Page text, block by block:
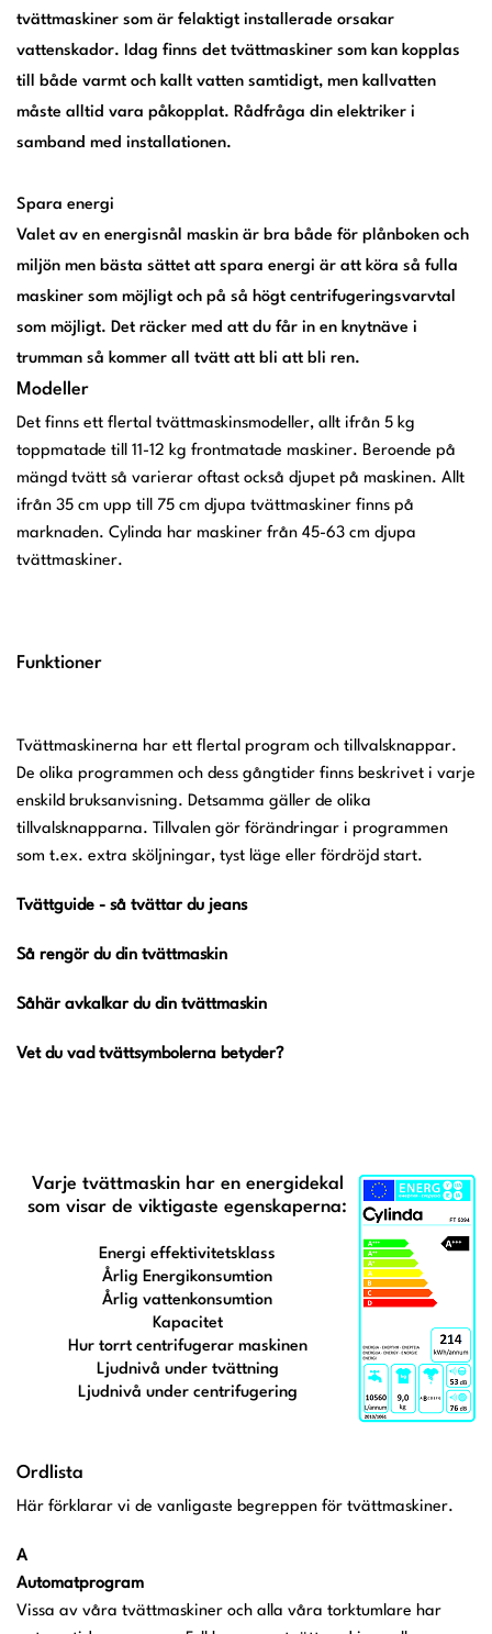
tvättmaskiner som är felaktigt installerade orsakar
vattenskador. Idag finns det tvättmaskiner som kan kopplas
till både varmt och kallt vatten samtidigt, men kallvatten
måste alltid vara påkopplat. Rådfråga din elektriker i
samband med installationen.
Spara energi
Valet av en energisnål maskin är bra både för plånboken och
miljön men bästa sättet att spara energi är att köra så fulla
maskiner som möjligt och på så högt centrifugeringsvarvtal
som möjligt. Det räcker med att du får in en knytnäve i
trumman så kommer all tvätt att bli att bli ren.
Modeller
Det finns ett flertal tvättmaskinsmodeller, allt ifrån 5 kg
toppmatade till 11-12 kg frontmatade maskiner. Beroende på
mängd tvätt så varierar oftast också djupet på maskinen. Allt
ifrån 35 cm upp till 75 cm djupa tvättmaskiner finns på
marknaden. Cylinda har maskiner från 45-63 cm djupa
tvättmaskiner.
Funktioner
Tvättmaskinerna har ett flertal program och tillvalsknappar.
De olika programmen och dess gångtider finns beskrivet i varje
enskild bruksanvisning. Detsamma gäller de olika
tillvalsknapparna. Tillvalen gör förändringar i programmen
som t.ex. extra sköljningar, tyst läge eller fördröjd start.
Tvättguide - så tvättar du jeans
Så rengör du din tvättmaskin
Såhär avkalkar du din tvättmaskin
Vet du vad tvättsymbolerna betyder?
Varje tvättmaskin har en energidekal
som visar de viktigaste egenskaperna:
Energi effektivitetsklass
Årlig Energikonsumtion
Årlig vattenkonsumtion
Kapacitet
Hur torrt centrifugerar maskinen
Ljudnivå under tvättning
Ljudnivå under centrifugering
Ordlista
Här förklarar vi de vanligaste begreppen för tvättmaskiner.
A
Automatprogram
Vissa av våra tvättmaskiner och alla våra torktumlare har